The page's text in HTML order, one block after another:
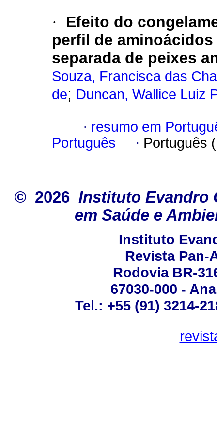
·
Efeito do
perfil de
separada de peixes
Souza, Francisca das
de; Duncan, Wallice Luiz
· resumo em
Português
· Português
© 2026 Instituto Evandro
em Saúde e
Instituto
Revista Pan-
Rodovia BR-
67030-000 -
Tel.: +55 (91) 3214-